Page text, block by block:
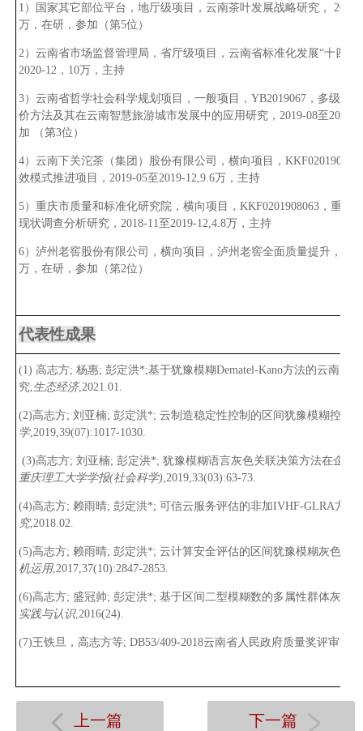
1）国家其它部位平台，地厅级项目，云南茶叶发展战略研究， 2020-
万，在研，参加（第5位）
2）云南省市场监督管理局，省厅级项目，云南省标准化发展“十四五
2020-12 ，10万，主持
3）云南省哲学社会科学规划项目，一般项目，YB2019067，多级HF-
价方法及其在云南智慧旅游城市发展中的应用研究，2019-08至2021-
加 （第3位）
4）云南下关沱茶（集团）股份有限公司，横向项目， KKF0201908115
效模式推进项目，2019-05至2019-12,9.6万，主持
5）重庆市质量和标准化研究院，横向项目， KKF0201908063 ，重庆
现状调查分析研究，2018-11至2019-12,4.8万，主持
6）泸州老窖股份有限公司，横向项目，泸州老窖全面质量提升，2
万，在研，参加（第2位）
代表性成果
(1) 高志方; 杨惠; 彭定洪*;基于犹豫模糊Dematel-Kano方法的云南省
究,生态经济,2021.01.
(2)高志方; 刘亚楠; 彭定洪*; 云制造稳定性控制的区间犹豫模糊控制
学,2019,39(07):1017-1030.
(3)高志方; 刘亚楠; 彭定洪*; 犹豫模糊语言灰色关联决策方法在企业
重庆理工大学学报(社会科学),2019,33(03):63-73.
(4)高志方; 赖雨晴; 彭定洪*; 可信云服务评估的非加IVHF-GLRA方法
究,2018.02.
(5)高志方; 赖雨晴; 彭定洪*; 云计算安全评估的区间犹豫模糊灰色妥
机运用,2017,37(10):2847-2853.
(6)高志方; 盛冠帅; 彭定洪*; 基于区间二型模糊数的多属性群体灰色
实践与认识,2016(24).
(7)王铁旦，高志方等; DB53/409-2018云南省人民政府质量奖评审规范
上一篇 下一篇